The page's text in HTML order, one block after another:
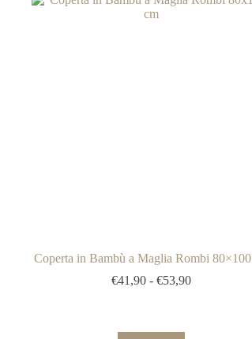
Coperta in Bambù a Maglia Rombi
€41,90 - €53,90Fascia